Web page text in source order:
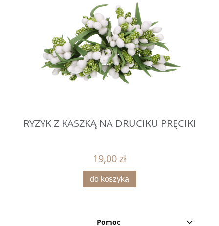
RYŻYK Z KASZKĄ NA DRUCIKU PRĘCIKI
19,00 zł
do koszyka
Pomoc